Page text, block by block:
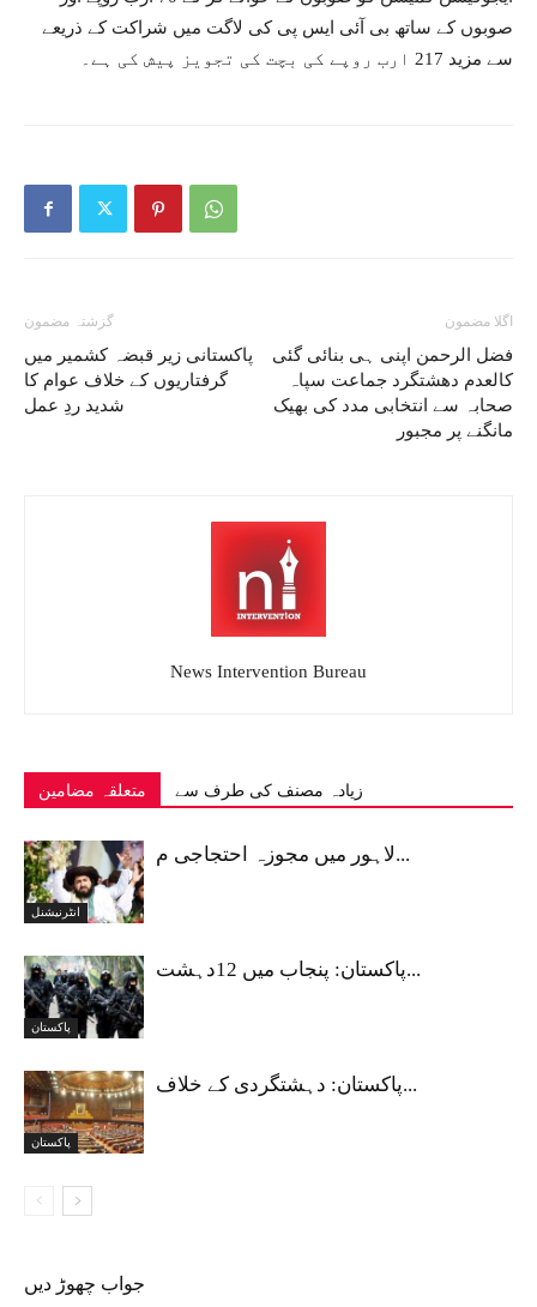
صوبوں کے ساتھ بی آئی ایس پی کی لاگت میں شراکت کے ذریعے
سے مزید 217 ارب روپے کی بچت کی تجویز پیش کی ہے۔
گزشتہ مضمون
پاکستانی زیر قبضہ کشمیر میں
گرفتاریوں کے خلاف عوام کا
شدید ردِ عمل
اگلا مضمون
فضل الرحمن اپنی ہی بنائی گئی
کالعدم دھشتگرد جماعت سپاہ
صحابہ سے انتخابی مدد کی بھیک
مانگنے پر مجبور
News Intervention Bureau
متعلقہ مضامین زیادہ مصنف کی طرف سے
انٹرنیشنل
لاہور میں مجوزہ احتجاجی م...
پاکستان
پاکستان: پنجاب میں 12دہشت...
پاکستان
پاکستان: دہشتگردی کے خلاف...
جواب چھوڑ دیں